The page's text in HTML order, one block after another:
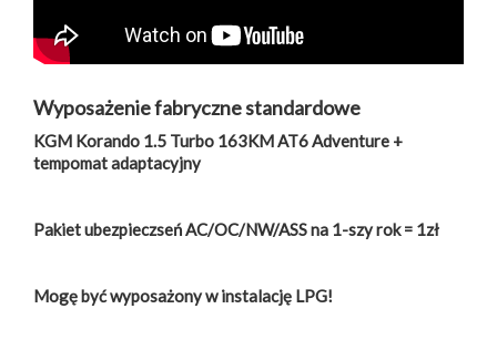
Wyposażenie fabryczne standardowe
KGM Korando 1.5 Turbo 163KM AT6 Adventure +
tempomat adaptacyjny
Pakiet ubezpieczseń AC/OC/NW/ASS na 1-szy rok = 1zł
Mogę być wyposażony w instalację LPG!